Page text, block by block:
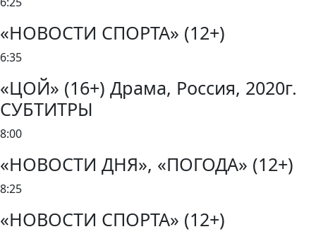
«НОВОСТИ СПОРТА» (12+)
6:35
«ЦОЙ» (16+) Драма, Россия, 2020г.
СУБТИТРЫ
8:00
«НОВОСТИ ДНЯ», «ПОГОДА» (12+)
8:25
«НОВОСТИ СПОРТА» (12+)